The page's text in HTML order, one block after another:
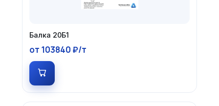
Балка 20Б1
от 103840 ₽/т